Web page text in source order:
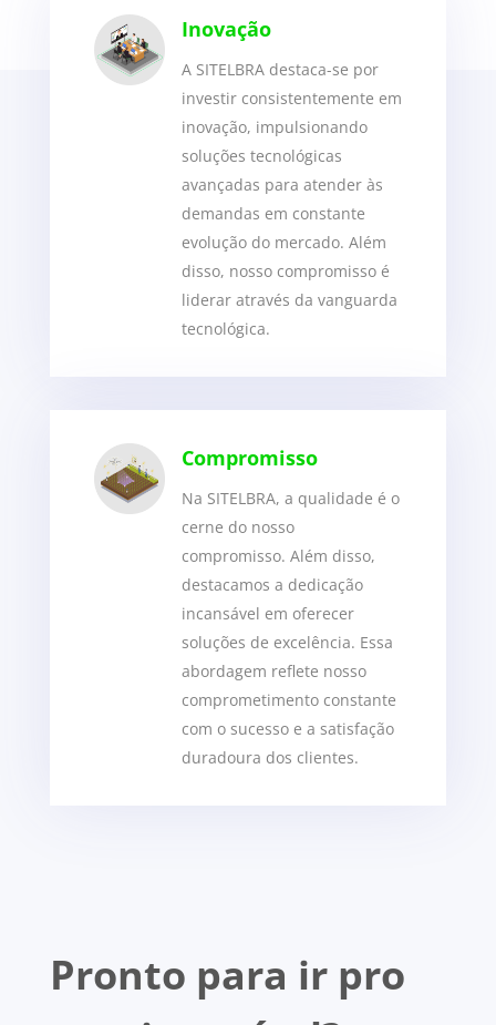
Inovação
A SITELBRA destaca-se por
investir consistentemente em
inovação, impulsionando
soluções tecnológicas
avançadas para atender às
demandas em constante
evolução do mercado. Além
disso, nosso compromisso é
liderar através da vanguarda
tecnológica.
Compromisso
Na SITELBRA, a qualidade é o
cerne do nosso
compromisso. Além disso,
destacamos a dedicação
incansável em oferecer
soluções de excelência. Essa
abordagem reflete nosso
comprometimento constante
com o sucesso e a satisfação
duradoura dos clientes.
Pronto para ir pro